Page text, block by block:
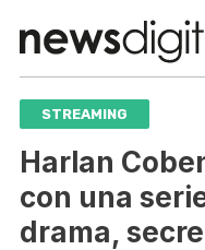
STREAMING
Harlan
con una
drama,